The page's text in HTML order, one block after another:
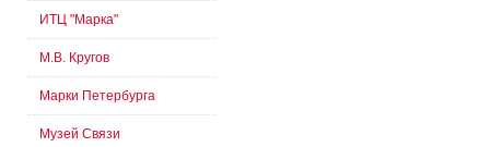
ИТЦ "Марка"
М.В. Кругов
Марки Петербурга
Музей Связи